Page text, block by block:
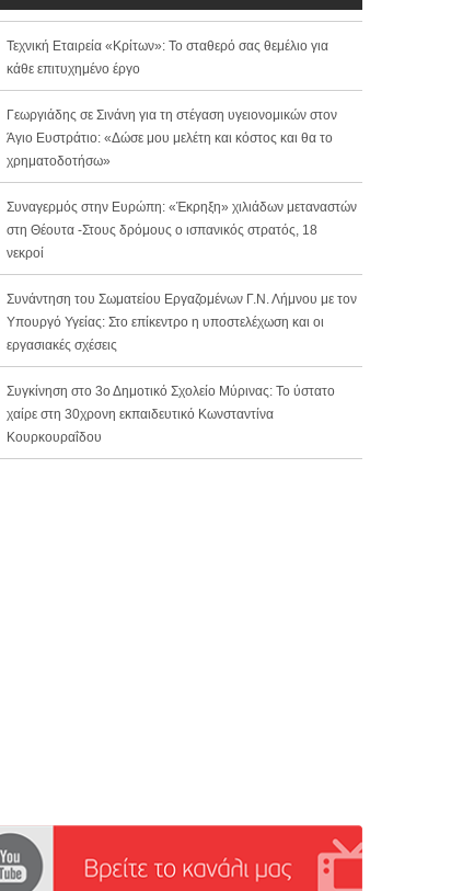
Τεχνική Εταιρεία «Κρίτων»: Το σταθερό σας θεμέλιο για
κάθε επιτυχημένο έργο
Γεωργιάδης σε Σινάνη για τη στέγαση υγειονομικών στον
Άγιο Ευστράτιο: «Δώσε μου μελέτη και κόστος και θα το
χρηματοδοτήσω»
Συναγερμός στην Ευρώπη: «Έκρηξη» χιλιάδων μεταναστών
στη Θέουτα -Στους δρόμους ο ισπανικός στρατός, 18
νεκροί
Συνάντηση του Σωματείου Εργαζομένων Γ.Ν. Λήμνου με τον
Υπουργό Υγείας: Στο επίκεντρο η υποστελέχωση και οι
εργασιακές σχέσεις
Συγκίνηση στο 3ο Δημοτικό Σχολείο Μύρινας: Το ύστατο
χαίρε στη 30χρονη εκπαιδευτικό Κωνσταντίνα
Κουρκουραΐδου